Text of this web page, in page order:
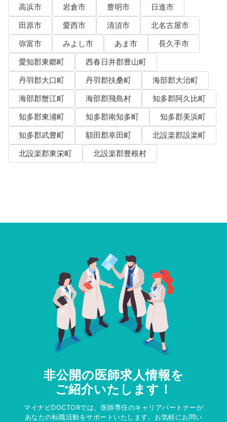
高浜市
岩倉市 豊明市
日進市
田原市
愛西市 清須市
北名古屋市
弥富市
みよし市 あま市
長久手市
愛知郡東郷町
西春日井郡豊山町
丹羽郡大口町
丹羽郡扶桑町
海部郡大治町
海部郡蟹江町
海部郡飛島村
知多郡阿久比町
知多郡東浦町
知多郡南知多町
知多郡美浜町
知多郡武豊町
額田郡幸田町
北設楽郡設楽町
北設楽郡東栄町
北設楽郡豊根村
非公開の医師求人情報を
ご紹介いたします！
マイナビDOCTORでは、医師専任のキャリアパートナーが
あなたの転職活動をサポートいたします。お気軽にお問い